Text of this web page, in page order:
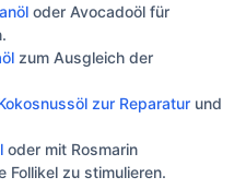
oder Avocadoöl für
zum Ausgleich der
zur Reparatur und
oder mit Rosmarin
Follikel zu stimulieren.